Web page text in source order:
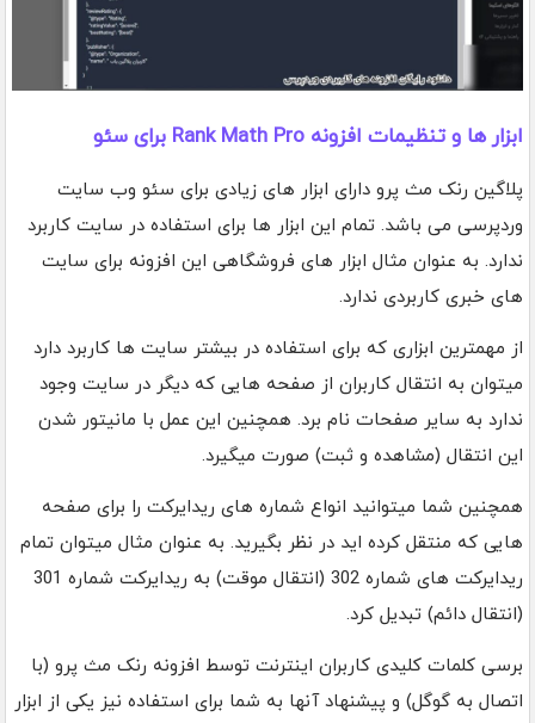
ابزار ها و تنظیمات افزونه Rank Math Pro برای سئو
پلاگین رنک مث پرو دارای ابزار های زیادی برای سئو وب سایت
وردپرسی می باشد. تمام این ابزار ها برای استفاده در سایت کاربرد
ندارد. به عنوان مثال ابزار های فروشگاهی این افزونه برای سایت
های خبری کاربردی ندارد.
از مهمترین ابزاری که برای استفاده در بیشتر سایت ها کاربرد دارد
میتوان به انتقال کاربران از صفحه هایی که دیگر در سایت وجود
ندارد به سایر صفحات نام برد. همچنین این عمل با مانیتور شدن
این انتقال (مشاهده و ثبت) صورت میگیرد.
همچنین شما میتوانید انواع شماره های ریدایرکت را برای صفحه
هایی که منتقل کرده اید در نظر بگیرید. به عنوان مثال میتوان تمام
ریدایرکت های شماره 302 (انتقال موقت) به ریدایرکت شماره 301
(انتقال دائم) تبدیل کرد.
برسی کلمات کلیدی کاربران اینترنت توسط افزونه رنک مث پرو (با
اتصال به گوگل) و پیشنهاد آنها به شما برای استفاده نیز یکی از ابزار